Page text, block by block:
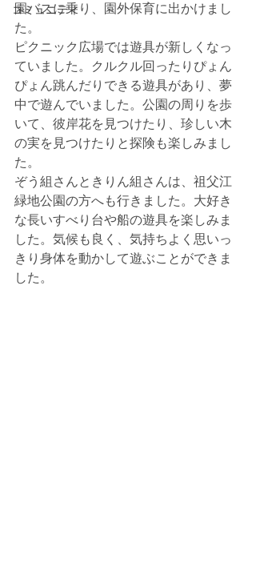
コミュニティ
園バスに乗り、園外保育に出かけまし
た。
ピクニック広場では遊具が新しくなっ
ていました。クルクル回ったりぴょん
ぴょん跳んだりできる遊具があり、夢
中で遊んでいました。公園の周りを歩
いて、彼岸花を見つけたり、珍しい木
の実を見つけたりと探険も楽しみまし
た。
ぞう組さんときりん組さんは、祖父江
緑地公園の方へも行きました。大好き
な長いすべり台や船の遊具を楽しみま
した。気候も良く、気持ちよく思いっ
きり身体を動かして遊ぶことができま
した。